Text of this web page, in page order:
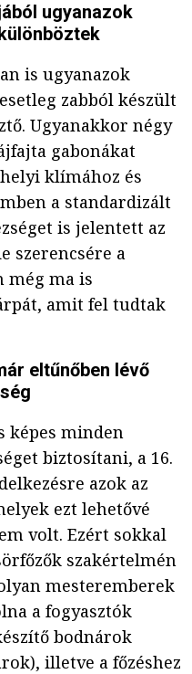
ugyanazok
is ugyanazok
zabból készült
Ugyanakkor négy
gabonákat
klímához és
a standardizált
is jelentett az
szerencsére a
még ma is
amit fel tudtak
eltűnőben lévő
képes minden
biztosítani, a 16.
azok az
ezt lehetővé
volt. Ezért sokkal
szakértelmén
mesteremberek
a fogyasztók
bodnárok
illetve a főzéshez